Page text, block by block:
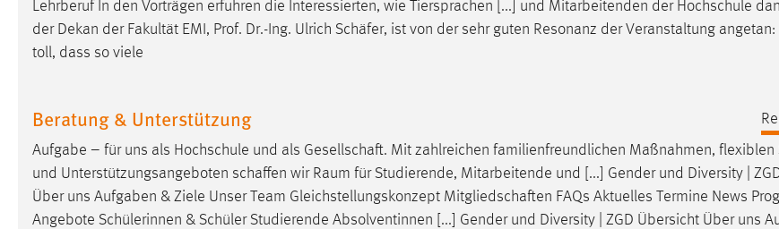
Lehrberuf In den Vorträgen erfuhren die Interessierten, wie Tiersprachen [...] und Mitarbeitenden der Hochschule
der Dekan der Fakultät EMI, Prof. Dr.-Ing. Ulrich Schäfer, ist von der sehr guten Resonanz der Veranstaltung
toll, dass so viele
Beratung & Unterstützung
Aufgabe – für uns als Hochschule und als Gesellschaft. Mit zahlreichen familienfreundlichen Maßnahmen, flexiblen
und Unterstützungsangeboten schaffen wir Raum für Studierende, Mitarbeitende und [...] Gender und Diversity |
Über uns Aufgaben & Ziele Unser Team Gleichstellungskonzept Mitgliedschaften FAQs Aktuelles Termine News
Angebote Schülerinnen & Schüler Studierende Absolventinnen [...] Gender und Diversity | ZGD Übersicht Über uns
Diese Informationen helfen uns zu verstehen, wie
unsere Besucher unsere Website nutzen.
Name: _pk_ref, _pk_cvar, _pk_id, _pk_ses
Zweck: Zugriffsstatistik
Cookie Laufzeit: Max. 13 Monate